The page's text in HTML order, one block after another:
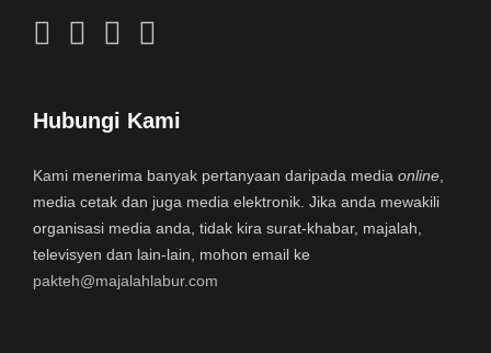
Hubungi Kami
Kami menerima banyak pertanyaan daripada media online
media cetak dan juga media elektronik. Jika anda mewakili
organisasi media anda, tidak kira surat-khabar, majalah,
televisyen dan lain-lain, mohon email ke
pakteh@majalahlabur.com